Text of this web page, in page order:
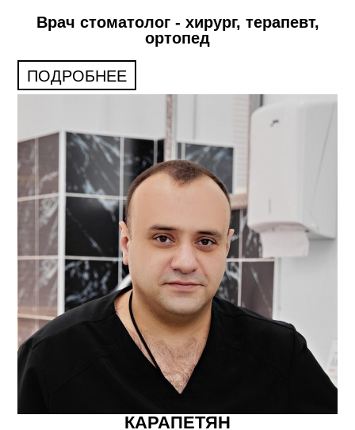
Врач стоматолог - хирург, терапевт,
ортопед
ПОДРОБНЕЕ
КАРАПЕТЯН